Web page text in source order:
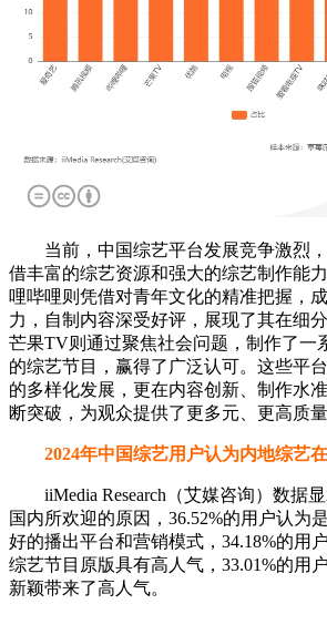
当前，中国综艺平台发展竞争激烈，
借丰富的综艺资源和强大的综艺制作能
哩哔哩则凭借对青年文化的精准把握，
力，自制内容深受好评，展现了其在细
芒果TV则通过聚焦社会问题，制作了一
的综艺节目，赢得了广泛认可。这些平
的多样化发展，更在内容创新、制作水
断突破，为观众提供了更多元、更高质量
2024年中国综艺用户认为内地综艺
iiMedia Research（艾媒咨询）数据
国内所欢迎的原因，36.52%的用户认为
好的播出平台和营销模式，34.18%的用
综艺节目原版具有高人气，33.01%的用
新颖带来了高人气。